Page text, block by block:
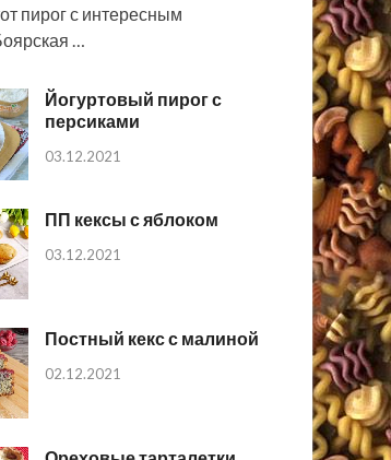
пирог с интересным
…
Йогуртовый пирог с
персиками
03.12.2021
ПП кексы с яблоком
03.12.2021
Постный кекс с малиной
02.12.2021